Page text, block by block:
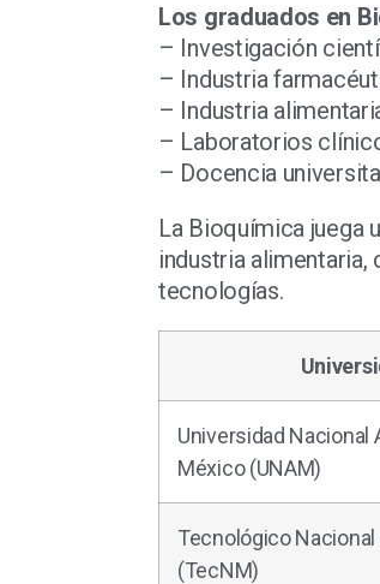
Los graduados en
– Investigación
– Industria
– Industria
– Laboratorios
– Docencia
La Bioquímica juega
industria
tecnologías.
Universidad Nacional
México (UNAM)
Tecnológico
(TecNM)